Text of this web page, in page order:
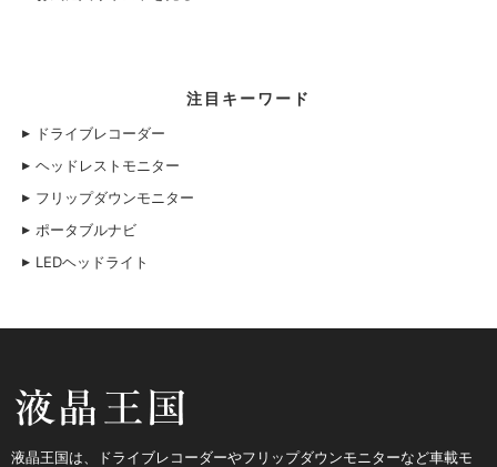
注目キーワード
ドライブレコーダー
ヘッドレストモニター
フリップダウンモニター
ポータブルナビ
LEDヘッドライト
液晶王国は、ドライブレコーダーやフリップダウンモニターなど車載モ